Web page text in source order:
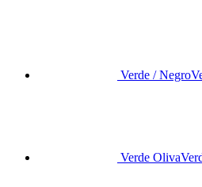
Verde / Negro
Verde Oliva